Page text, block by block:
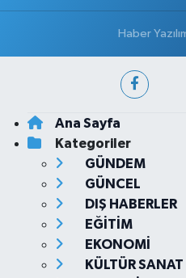
Haber
Ana Sayfa
Kategoriler
GÜNDEM
GÜNCEL
DIŞ HABERLER
EĞİTİM
EKONOMİ
KÜLTÜR SANAT